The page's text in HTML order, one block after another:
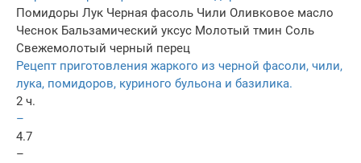
Помидоры Лук Черная фасоль Чили Оливковое масло
Чеснок Бальзамический уксус Молотый тмин Соль
Свежемолотый черный перец
Рецепт приготовления жаркого из черной фасоли, чили,
лука, помидоров, куриного бульона и базилика.
2 ч.
–
4.7
–